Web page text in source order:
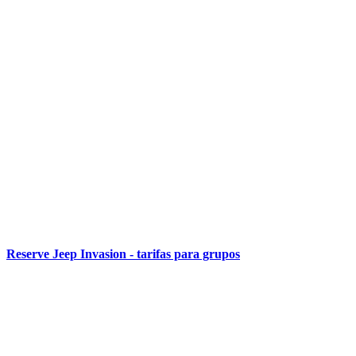
Reserve Jeep Invasion - tarifas para grupos